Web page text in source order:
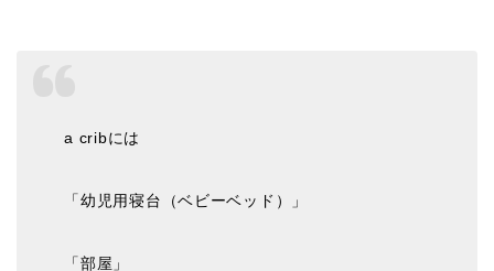
a cribには
「幼児用寝台（ベビーベッド）」
「部屋」